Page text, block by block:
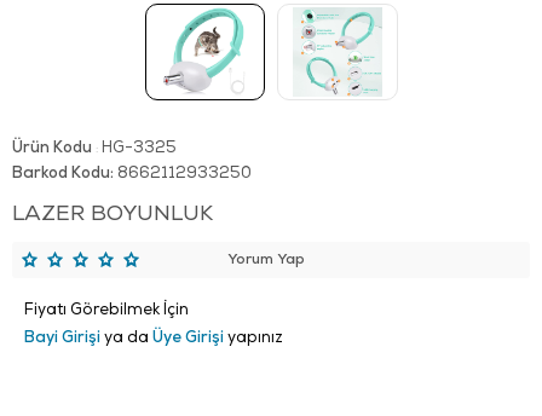
Ürün Kodu : HG-3325
Barkod Kodu: 8662112933250
LAZER BOYUNLUK
Yorum Yap
Fiyatı Görebilmek İçin
Bayi Girişi ya da Üye Girişi yapınız